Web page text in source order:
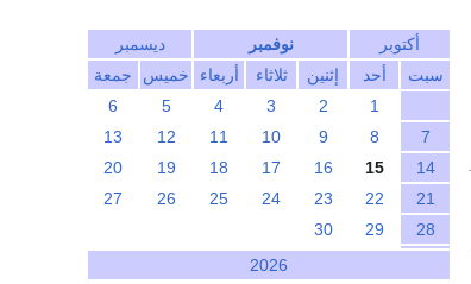
أكتوبر نوفمبر
ديسمبر
سبت
أحد إثنين ثلاثاء أربعاء خميس
جمعة
1
2
3
4
5
6
7
8
9
10
11
12
13
14
15
16
17
18
19
20
21
22
23
24
25
26
27
28
29
30
2026